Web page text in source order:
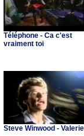
Téléphone - Ca c'est
vraiment toi
Steve Winwood - Valerie